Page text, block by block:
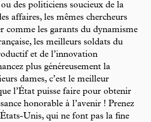
des politiciens soucieux de la
affaires, les mêmes chercheurs
comme les garants du dynamisme
les meilleurs soldats du
et de l’innovation
plus généreusement la
dames, c’est le meilleur
l’État puisse faire pour obtenir
honorable à l’avenir ! Prenez
Unis, qui ne font pas la fine